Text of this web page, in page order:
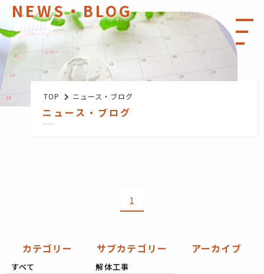
NEWS・BLOG
TOP ニュース・ブログ
ニュース・ブログ
1
カテゴリー
すべて
サブカテゴリー
解体工事
アーカイブ